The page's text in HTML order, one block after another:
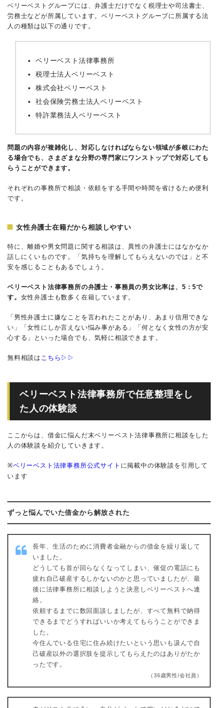
ベリーベストグループには、弁護士だけでなく税理士や司法書士、
労務士などが所属しています。ベリーベストグループに所属する法
人の種類は以下の通りです。
ベリーベスト法律事務所
税理士法人ベリーベスト
株式会社ベリーベスト
社会保険労務士法人ベリーベスト
特許業務法人ベリーベスト
問題の内容が複雑化し、対応しなければならない領域が多岐にわた
る場合でも、さまざまな分野の専門家にワンストップで対応しても
らうことができます。
それぞれの事務所で相談・依頼をする手間や時間を省けるため便利
です。
女性弁護士在籍だから相談しやすい
特に、離婚や男女問題に関する相談は、異性の弁護士にはなかなか
話しにくいものです。「気持ちを理解してもらえないのでは」と不
安を感じることもあるでしょう。
ベリーベスト法律事務所の弁護士・事務員の男女比率は、5：5で
す。 女性弁護士も数多く在籍しています。
「男性弁護士に嫌なことを言われたことがあり、あまり信用できな
い」「女性にしか言えない悩み事がある」「何となく女性の方が安
心する」といった場合でも、気軽に相談できます。
無料相談は こちら▷▷
ベリーベスト法律事務所で任意整理をし
た人の体験談
ここからは、借金に悩んだ末ベリーベスト法律事務所に相談をした
人の体験談を紹介していきます。
※ベリーベスト法律事務所公式サイト に掲載中の体験談を引用して
います
ずっと悩んでいた借金から解放された
長年、生活のために消費者金融からの借金を繰り返して
いました。
どうしても首が回らなくなってしまい、催促の電話にも
疲れ自己破産するしかないのかと思っていましたが、最
後に法律事務所に相談しようと決意しベリーベストへ連
絡。
依頼するまでに数回面談しましたが、すべて無料で納得
できるまでどうすればいいか考えてもらうことができま
した。
今住んでいる住宅に住み続けたいという思いも汲んで自
己破産以外の選択肢を提示してもらえたのはありがたか
ったです。
（36歳男性/会社員）